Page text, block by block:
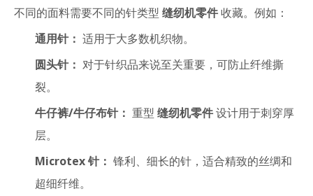
不同的面料需要不同的针类型 缝纫机零件收藏。例如：
通用针： 适用于大多数机织物。
圆头针： 对于针织品来说至关重要，可防止纤维撕
裂。
牛仔裤/牛仔布针： 重型 缝纫机零件设计用于刺穿厚
层。
Microtex 针： 锋利、细长的针，适合精致的丝绸和
超细纤维。